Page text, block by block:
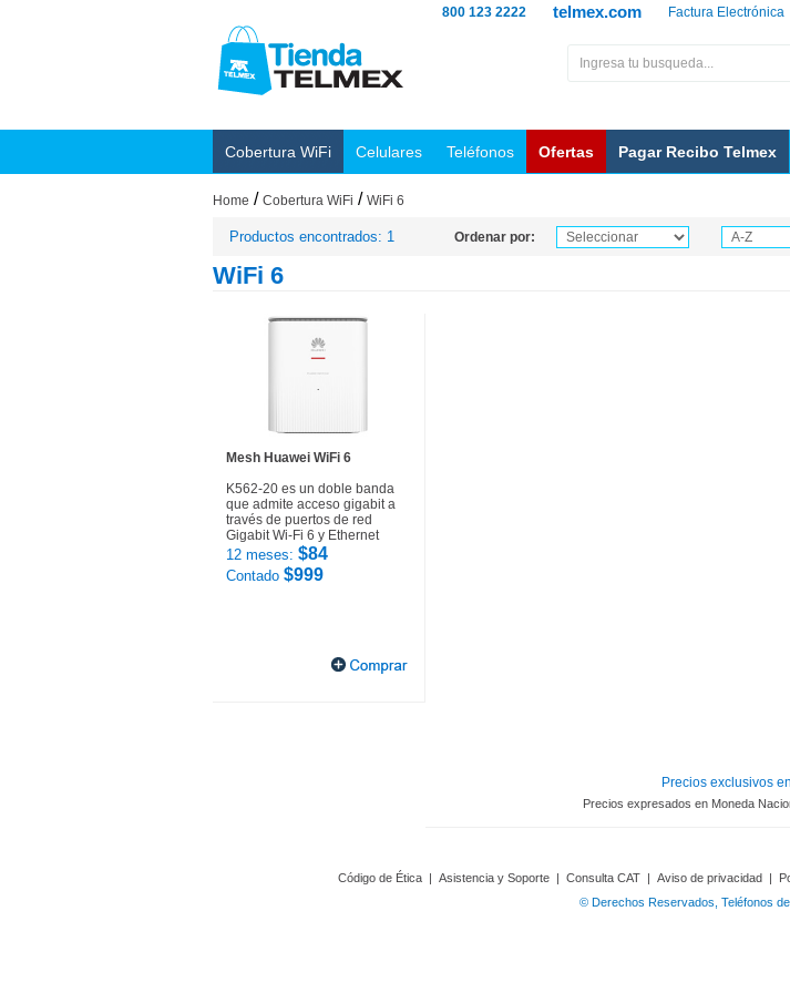
Factura Electrónica
telmex.com
800 123 2222
Cobertura WiFi Celulares Teléfonos Ofertas Pagar Recibo Telmex
Home / Cobertura WiFi / WiFi 6
Productos encontrados: 1 Ordenar por:
WiFi 6
Mesh Huawei WiFi 6
K562-20 es un doble banda
que admite acceso gigabit a
través de puertos de red
Gigabit Wi-Fi 6 y Ethernet
12 meses: $84
Contado $999
Precios exclusivos
Precios expresados en Moneda
Código de Ética | Asistencia y Soporte | Consulta CAT | Aviso de privacidad |
© Derechos Reservados, Teléfonos